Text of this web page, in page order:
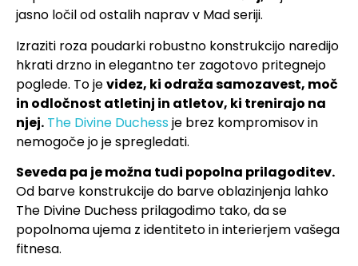
jasno ločil od ostalih naprav v Mad seriji.
Izraziti roza poudarki robustno konstrukcijo naredijo
hkrati drzno in elegantno ter zagotovo pritegnejo
poglede. To jevidez, ki odraža samozavest, moč
in odločnost atletinj in atletov, ki trenirajo na
njej. The Divine Duchess je brez kompromisov in
nemogoče jo je spregledati.
Seveda pa je možna tudi popolna prilagoditev.
Od barve konstrukcije do barve oblazinjenja lahko
The Divine Duchess prilagodimo tako, da se
popolnoma ujema z identiteto in interierjem vašega
fitnesa.